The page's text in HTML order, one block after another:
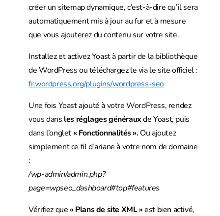
créer un sitemap dynamique, c’est-à-dire qu’il sera
automatiquement mis à jour au fur et à mesure
que vous ajouterez du contenu sur votre site.
Installez et activez Yoast à partir de la bibliothèque
fr.wordpress.org/plugins/wordpress-seo
Une fois Yoast ajouté à votre WordPress, rendez
vous dans les réglages générauxde Yoast, puis
dans l’onglet « Fonctionnalités ».Ou ajoutez
simplement ce fil d’ariane à votre nom de domaine
:
/wp-admin/admin.php?
page=wpseo_dashboard#top#features
Vérifiez que « Plans de site XML »est bien activé,